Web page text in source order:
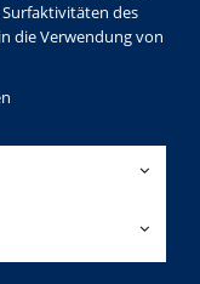
des
die Verwendung von